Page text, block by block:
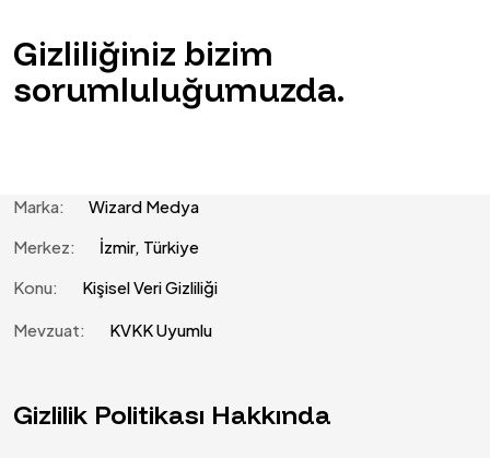
Gizliliğiniz bizim
sorumluluğumuzda.
Marka:
Wizard Medya
Merkez:
İzmir, Türkiye
Konu:
Kişisel Veri Gizliliği
Mevzuat: KVKK Uyumlu
Gizlilik Politikası Hakkında